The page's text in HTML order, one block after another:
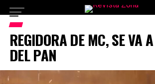
REGIDORA DE MC, SE VA
DEL PAN